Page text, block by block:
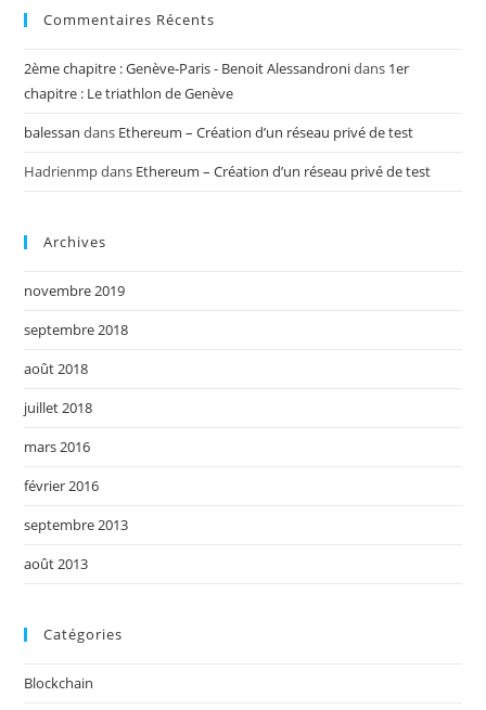
Commentaires Récents
2ème chapitre : Genève-Paris - Benoit Alessandronidans 1er
chapitre : Le triathlon de Genève
balessan dans Ethereum – Création d’un réseau privé de test
Hadrienmpdans Ethereum – Création d’un réseau privé de test
Archives
novembre 2019
septembre 2018
août 2018
juillet 2018
mars 2016
février 2016
septembre 2013
août 2013
Catégories
Blockchain